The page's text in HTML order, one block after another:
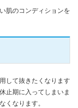
肌のコンディションを
して抜きたくなります
止期に入ってしまいま
くなります。